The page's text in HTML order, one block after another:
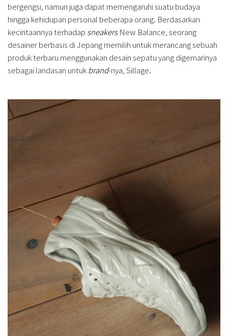
bergengsi, namun juga dapat memengaruhi suatu budaya
hingga kehidupan personal beberapa orang. Berdasarkan
kecintaannya terhadap sneakersNew Balance, seorang
desainer berbasis di Jepang memilih untuk merancang sebuah
produk terbaru menggunakan desain sepatu yang digemarinya
sebagai landasan untukbrand-nya, Sillage.